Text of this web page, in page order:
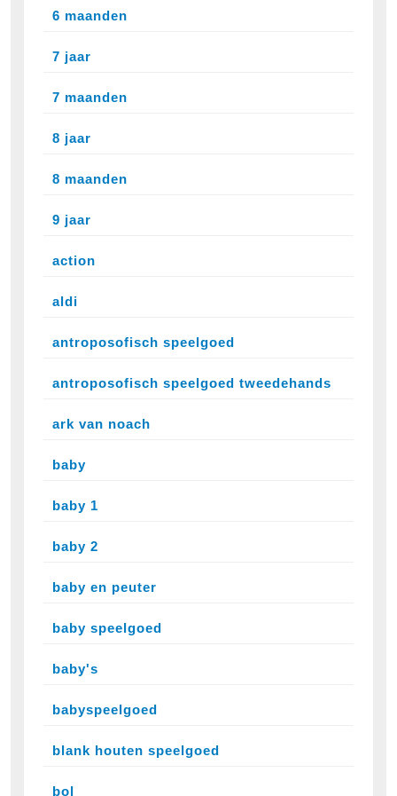
6 maanden
7 jaar
7 maanden
8 jaar
8 maanden
9 jaar
action
aldi
antroposofisch speelgoed
antroposofisch speelgoed tweedehands
ark van noach
baby
baby 1
baby 2
baby en peuter
baby speelgoed
baby's
babyspeelgoed
blank houten speelgoed
bol